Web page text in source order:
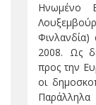
Ηνωμένο
2008. Ως
προς την
οι
Παράλληλα